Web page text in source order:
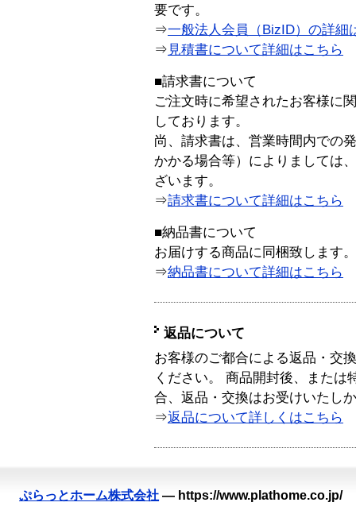
要です。
⇒一般法人会員（BizID）の詳細
⇒ 見積書について詳細はこちら
■請求書について
ご注文時に希望されたお客様に
しております。
尚、請求書は、営業時間内での
かかる場合等）によりましては
ざいます。
⇒請求書について詳細はこちら
■納品書について
お届けする商品に同梱致します。
⇒納品書について詳細はこちら
返品について
お客様のご都合による返品・交
ください。 商品開封後、または
合、返品・交換はお受けいたし
⇒返品について詳しくはこちら
ぷらっとホーム株式会社 — https://www.plathome.co.jp/